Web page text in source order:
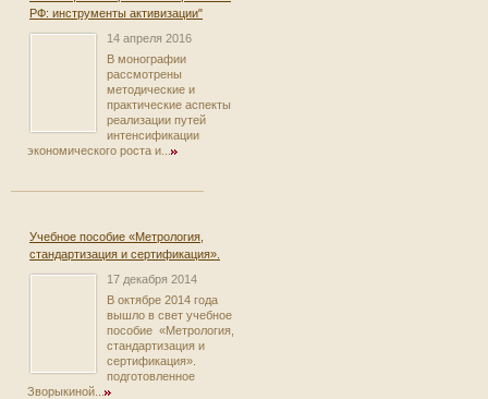
РФ: инструменты активизации"
14 апреля 2016
В монографии
рассмотрены
методические и
практические аспекты
реализации путей
интенсификации
экономического роста и...
Учебное пособие «Метрология,
стандартизация и сертификация».
17 декабря 2014
В октябре 2014 года
вышло в свет учебное
пособие «Метрология,
стандартизация и
сертификация».
подготовленное
Зворыкиной...